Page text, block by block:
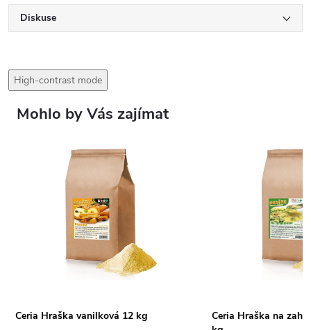
Diskuse
High-contrast mode
Mohlo by Vás zajímat
Ceria Hraška vanilková 12 kg
Ceria Hraška na